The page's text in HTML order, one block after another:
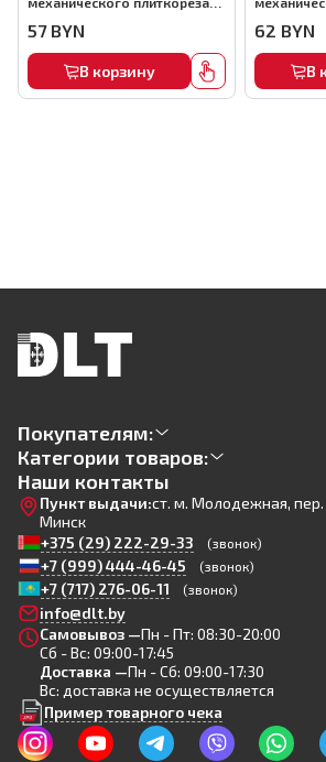
57 BYN
В корзину
62 BYN
В
Покупателям:
Категории товаров:
Наши контакты
Пункт выдачи:ст. м. Молодежная,
Минск
+375 (29) 222-29-33
(звонок)
+7 (999) 444-46-45 (звонок)
+7 (717) 276-06-11 (звонок)
info@dlt.by
Самовывоз —Пн - Пт: 08:30-20:00
Сб - Вс: 09:00-17:45
Доставка —Пн - Сб: 09:00-17:30
Вс: доставка не осуществляется
Пример товарного чека